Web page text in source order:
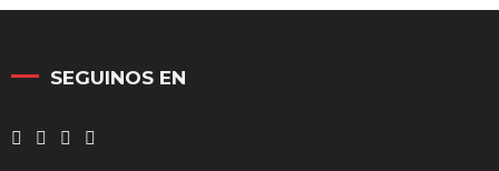
SEGUINOS EN